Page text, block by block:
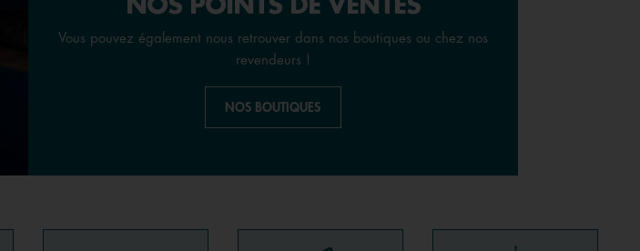
NOS POINTS DE VENTES
Vous pouvez également nous retrouver dans nos boutiques ou chez nos
revendeurs !
NOS BOUTIQUES